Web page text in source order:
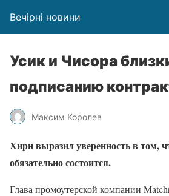
Вечірні новини
Усик и Чисора
подписанию
Максим Королев
Хирн выразил уверенность в том,
обязательно состоится.
Глава промоутерской компании